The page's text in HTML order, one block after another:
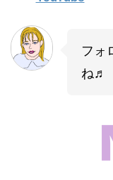
フォ
ね♬